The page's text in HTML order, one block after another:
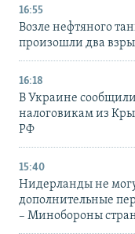
16:55
Возле нефтяного
произошли два
16:18
В Украине
налоговикам из
РФ
15:40
Нидерланды не
дополнительные
– Минобороны